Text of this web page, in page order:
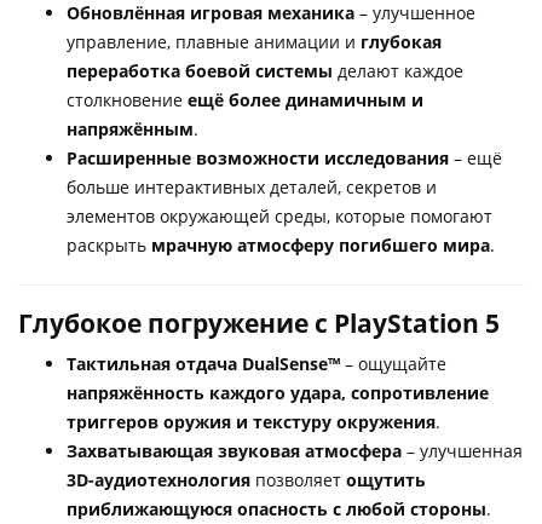
Обновлённая игровая механика – улучшенное
управление, плавные анимации и глубокая
переработка боевой системы делают каждое
столкновение ещё более динамичным и
напряжённым.
Расширенные возможности исследования – ещё
больше интерактивных деталей, секретов и
элементов окружающей среды, которые помогают
раскрыть мрачную атмосферу погибшего мира.
Глубокое погружение с PlayStation 5
Тактильная отдача DualSense™ – ощущайте
напряжённость каждого удара, сопротивление
триггеров оружия и текстуру окружения.
Захватывающая звуковая атмосфера – улучшенная
3D-аудиотехнология позволяет ощутить
приближающуюся опасность с любой стороны.